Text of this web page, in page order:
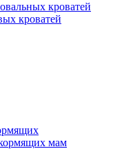
кроватей
кроватей
мам